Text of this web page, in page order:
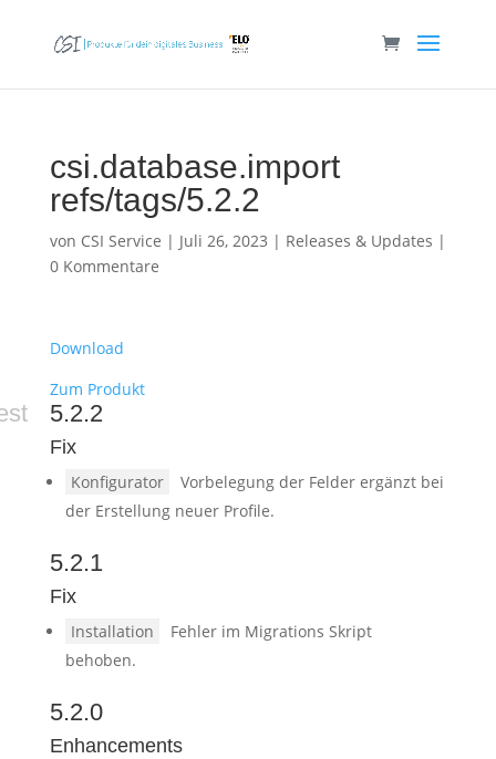
csi.database.import
refs/tags/5.2.2
von CSI Service | Juli 26, 2023 | Releases & Updates |
0 Kommentare
Download
Zum Produkt
5.2.2
Fix
Konfigurator
Vorbelegung der Felder ergänzt bei
der Erstellung neuer Profile.
5.2.1
Fix
Installation
Fehler im Migrations Skript
behoben.
5.2.0
Enhancements